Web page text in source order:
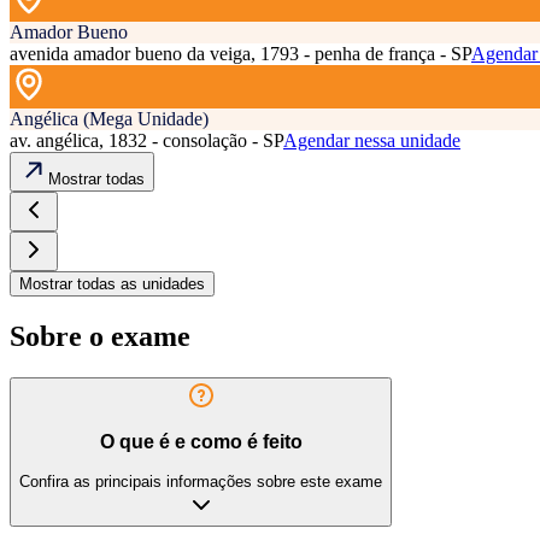
Amador Bueno
avenida amador bueno da veiga, 1793 - penha de frança - SPAgendar
Angélica (Mega Unidade)
av. angélica, 1832 - consolação - SPAgendar nessa unidade
Mostrar todas
Mostrar todas as unidades
Sobre o exame
O que é e como é feito
Confira as principais informações sobre este exame